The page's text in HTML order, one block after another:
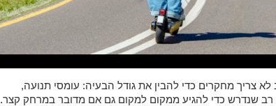
צריך מחקרים כדי להבין את גודל הבעיה: עומסי תנועה,
רב שנדרש כדי להגיע ממקום למקום גם אם מדובר במרחק קצר.